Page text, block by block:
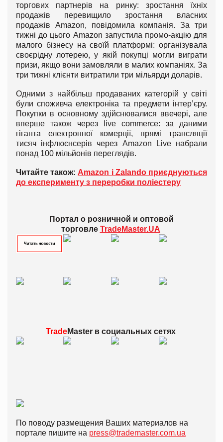
торгових партнерів на ринку: зростання їхніх
продажів перевищило зростання власних
продажів Amazon, повідомила компанія. За три
тижні до цього Amazon запустила промо-акцію для
малого бізнесу на своїй платформі: організувала
своєрідну лотерею, у якій покупці могли виграти
призи, якщо вони замовляли в малих компаніях. За
три тижні клієнти витратили три мільярди доларів.
Одними з найбільш продаваних категорій у світі
були споживча електроніка та предмети інтер’єру.
Покупки в основному здійснювалися ввечері, але
вперше також через live commerce: за даними
гіганта електронної комерції, прямі трансляції
тисяч інфлюєнсерів через Amazon Live набрали
понад 100 мільйонів переглядів.
Читайте також: Amazon і Zalando приєднуються
до експерименту з переробки поліестеру
Портал о розничной и оптовой
торговле TradeMaster.UA
TradeMaster всоциальных сетях
По поводу размещения Ваших материалов на
портале пишите на press@trademaster.com.ua